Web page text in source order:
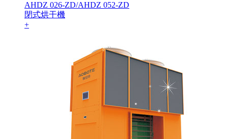
AHDZ 026-ZD/AHDZ 052-ZD
閉式烘干機
+